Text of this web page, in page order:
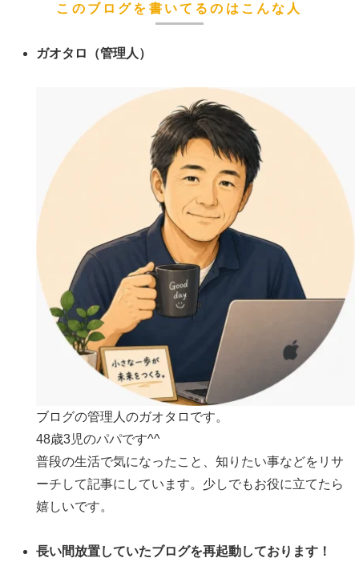
このブログを書いてるのはこんな人
ガオタロ（管理人）
ブログの管理人のガオタロです。
48歳3児のパパです^^
普段の生活で気になったこと、知りたい事などをリサ
ーチして記事にしています。少しでもお役に立てたら
嬉しいです。
長い間放置していたブログを再起動しております！